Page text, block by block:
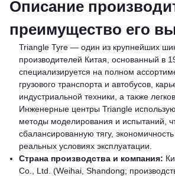
Описание
преимущество его
Triangle Tyre — один из крупнейших
производителей Китая, основанный в
специализируется на полном
грузового транспорта и автобусов,
индустриальной техники, а также
Инженерные центры Triangle
методы моделирования и испытаний,
сбалансированную тягу,
реальных условиях эксплуатации.
Страна производства и компания:
Co., Ltd. (Weihai, Shandong;